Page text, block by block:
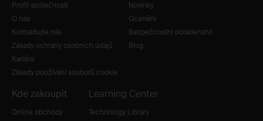
Profil společnosti
O nás
Kontaktujte nás
Zásady ochrany osobních údajů
Kariéra
Zásady používání souborů cookie
Novinky
Ocenění
Bezpečnostní poradenství
Blog
Kde zakoupit
Online obchody
Learning Center
Technology Library